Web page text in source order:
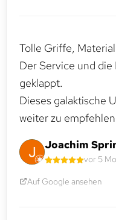
Tolle Griffe,
Der Service und
geklappt.
Dieses galaktische
weiter zu
Joachim
vor 5
Auf Google ansehen